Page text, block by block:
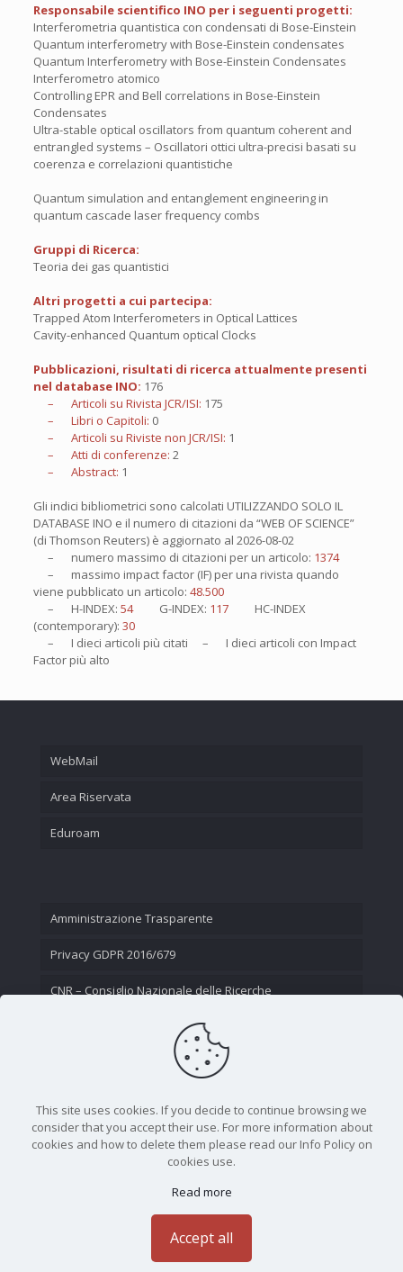
Responsabile scientifico INO per i seguenti progetti:
Interferometria quantistica con condensati di Bose-Einstein
Quantum interferometry with Bose-Einstein condensates
Quantum Interferometry with Bose-Einstein Condensates
Interferometro atomico
Controlling EPR and Bell correlations in Bose-Einstein
Condensates
Ultra-stable optical oscillators from quantum coherent and
entrangled systems – Oscillatori ottici ultra-precisi basati su
coerenza e correlazioni quantistiche
Quantum simulation and entanglement engineering in
quantum cascade laser frequency combs
Gruppi di Ricerca:
Teoria dei gas quantistici
Altri progetti a cui partecipa:
Trapped Atom Interferometers in Optical Lattices
Cavity-enhanced Quantum optical Clocks
Pubblicazioni, risultati di ricerca attualmente presenti
nel database INO: 176
– Articoli su Rivista JCR/ISI: 175
– Libri o Capitoli: 0
– Articoli su Riviste non JCR/ISI: 1
– Atti di conferenze: 2
– Abstract: 1
Gli indici bibliometrici sono calcolati UTILIZZANDO SOLO IL
DATABASE INO e il numero di citazioni da “WEB OF SCIENCE”
(di Thomson Reuters) è aggiornato al 2026-08-02
– numero massimo di citazioni per un articolo: 1374
– massimo impact factor (IF) per una rivista quando
viene pubblicato un articolo: 48.500
– H-INDEX: 54 G-INDEX: 117
HC-INDEX
(contemporary): 30
– I dieci articoli più citati – I dieci articoli con Impact
Factor più alto
WebMail
Area Riservata
Eduroam
Amministrazione Trasparente
Privacy GDPR 2016/679
CNR – Consiglio Nazionale delle Ricerche
This site uses cookies. If you decide to continue browsing we
consider that you accept their use. For more information about
cookies and how to delete them please read our Info Policy on
cookies use.
Read more
Accept all